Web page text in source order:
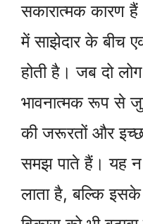
सकारात्मक कारण
में साझेदार के बीच
होती है। जब दो
भावनात्मक रूप से
की जरूरतों और
समझ पाते हैं। यह
लाता है, बल्कि